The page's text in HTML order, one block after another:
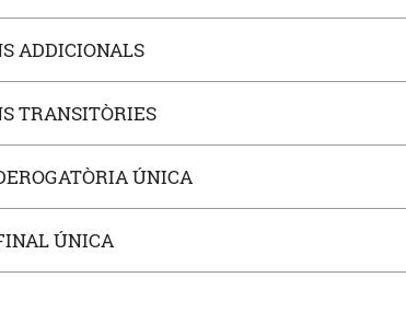
ADDICIONALS
TRANSITÒRIES
ÚNICA
ÚNICA